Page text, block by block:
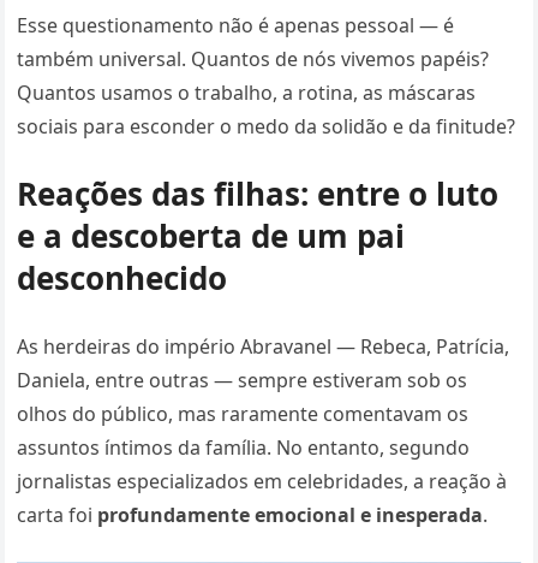
Esse questionamento não é apenas pessoal — é
também universal. Quantos de nós vivemos papéis?
Quantos usamos o trabalho, a rotina, as máscaras
sociais para esconder o medo da solidão e da finitude?
Reações das filhas: entre o luto
e a descoberta de um pai
desconhecido
As herdeiras do império Abravanel — Rebeca, Patrícia,
Daniela, entre outras — sempre estiveram sob os
olhos do público, mas raramente comentavam os
assuntos íntimos da família. No entanto, segundo
jornalistas especializados em celebridades, a reação à
carta foi profundamente emocional e inesperada.